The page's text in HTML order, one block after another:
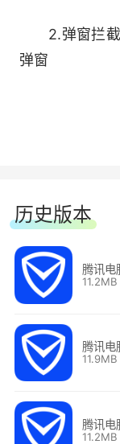
2、一键清
一键扫描系统
软件，关闭无需
【软件市场
1、正版无捆
10000+正版
绑
2、去插件
2.弹窗拦截
弹窗
害介绍更详细
腾讯电脑管
17.8最新版
1.新增AI助手
图文总结全网
2.新增划词助
译，哪里不懂
历史版本
腾讯
11.2MB
腾讯
11.9MB
腾讯
11.2MB